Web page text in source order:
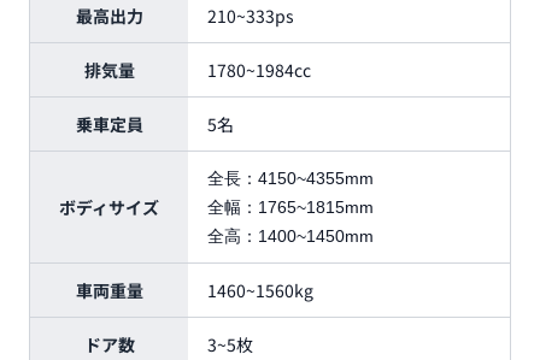
最高出力 210~333ps
排気量 1780~1984cc
乗車定員 5名
ボディサイズ
全長： 4150~4355mm
全幅： 1765~1815mm
全高： 1400~1450mm
車両重量 1460~1560kg
ドア数 3~5枚